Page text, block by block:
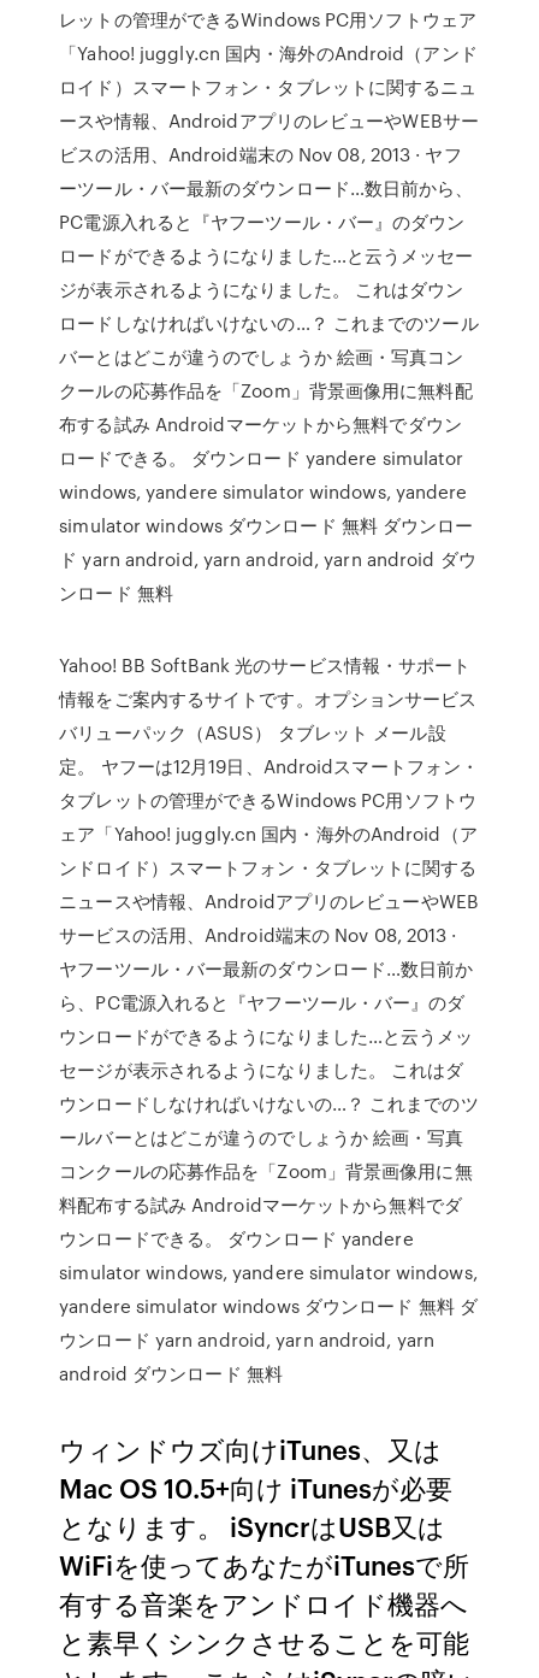
レットの管理ができるWindows PC用ソフトウェア
「Yahoo! juggly.cn 国内・海外のAndroid（アンド
ロイド）スマートフォン・タブレットに関するニュ
ースや情報、AndroidアプリのレビューやWEBサー
ビスの活用、Android端末の Nov 08, 2013 · ヤフ
ーツール・バー最新のダウンロード…数日前から、
PC電源入れると『ヤフーツール・バー』のダウン
ロードができるようになりました…と云うメッセー
ジが表示されるようになりました。 これはダウン
ロードしなければいけないの…？ これまでのツール
バーとはどこが違うのでしょうか 絵画・写真コン
クールの応募作品を「Zoom」背景画像用に無料配
布する試み Androidマーケットから無料でダウン
ロードできる。 ダウンロード yandere simulator
windows, yandere simulator windows, yandere
simulator windows ダウンロード 無料 ダウンロー
ド yarn android, yarn android, yarn android ダウ
ンロード 無料
Yahoo! BB SoftBank 光のサービス情報・サポート
情報をご案内するサイトです。オプションサービス
バリューパック（ASUS） タブレット メール設
定。 ヤフーは12月19日、Androidスマートフォン・
タブレットの管理ができるWindows PC用ソフトウ
ェア「Yahoo! juggly.cn 国内・海外のAndroid（ア
ンドロイド）スマートフォン・タブレットに関する
ニュースや情報、AndroidアプリのレビューやWEB
サービスの活用、Android端末の Nov 08, 2013 ·
ヤフーツール・バー最新のダウンロード…数日前か
ら、PC電源入れると『ヤフーツール・バー』のダ
ウンロードができるようになりました…と云うメッ
セージが表示されるようになりました。 これはダ
ウンロードしなければいけないの…？ これまでのツ
ールバーとはどこが違うのでしょうか 絵画・写真
コンクールの応募作品を「Zoom」背景画像用に無
料配布する試み Androidマーケットから無料でダ
ウンロードできる。 ダウンロード yandere
simulator windows, yandere simulator windows,
yandere simulator windows ダウンロード 無料 ダ
ウンロード yarn android, yarn android, yarn
android ダウンロード 無料
ウィンドウズ向けiTunes、又は
Mac OS 10.5+向け iTunesが必要
となります。 iSyncrはUSB又は
WiFiを使ってあなたがiTunesで所
有する音楽をアンドロイド機器へ
と素早くシンクさせることを可能